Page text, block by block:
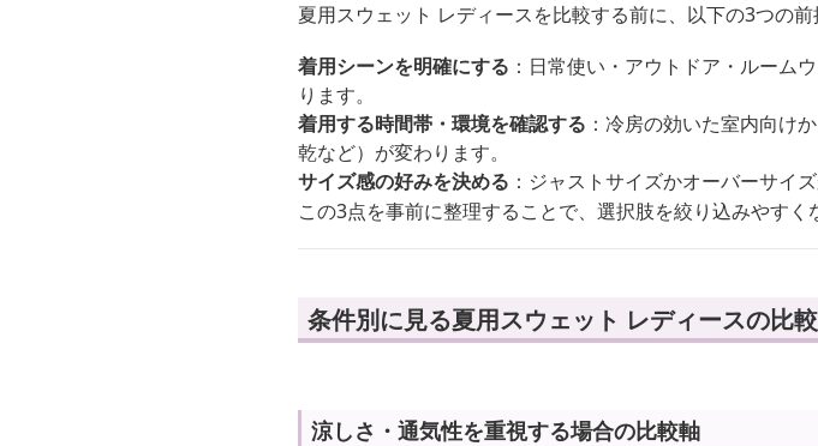
夏用スウェット レディースを比較する前に、以下の3つの前
着用シーンを明確にする ：日常使い・アウトドア・ルーム
ります。
着用する時間帯・環境を確認する ：冷房の効いた室内向け
乾など）が変わります。
サイズ感の好みを決める ：ジャストサイズかオーバーサイ
この3点を事前に整理することで、選択肢を絞り込みやすく
条件別に見る夏用スウェット レディースの比
涼しさ・通気性を重視する場合の比較軸